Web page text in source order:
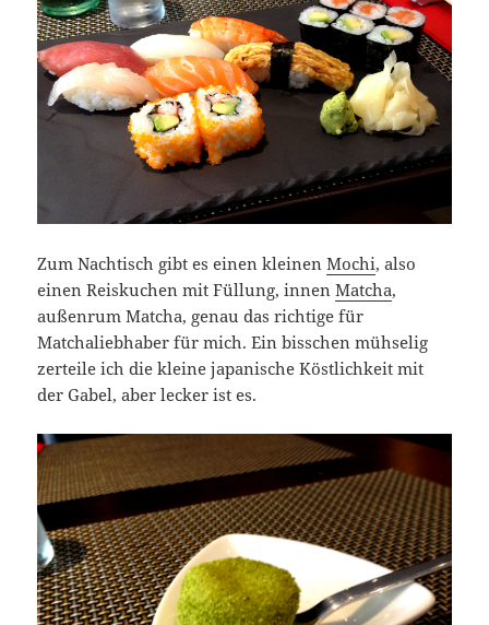
Zum Nachtisch gibt es einen kleinenMochi, also
einen Reiskuchen mit Füllung, innenMatcha,
außenrum Matcha, genau das richtige für
Matchaliebhaber für mich. Ein bisschen mühselig
zerteile ich die kleine japanische Köstlichkeit mit
der Gabel, aber lecker ist es.